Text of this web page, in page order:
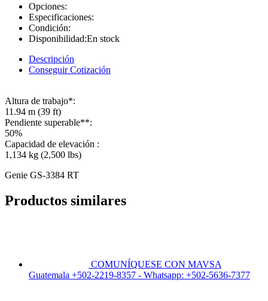
Opciones:
Especificaciones:
Condición:
Disponibilidad:En stock
Descripción
Conseguir Cotización
Altura de trabajo*:
11.94 m (39 ft)
Pendiente superable**:
50%
Capacidad de elevación :
1,134 kg (2,500 lbs)
Genie GS-3384 RT
Productos similares
COMUNÍQUESE CON MAVSA
Guatemala +502-2219-8357 - Whatsapp: +502-5636-7377